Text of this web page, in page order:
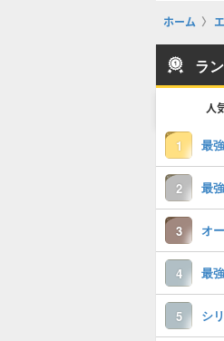
ホーム
ラ
人
1 最
2 最
3 オ
4 最
5